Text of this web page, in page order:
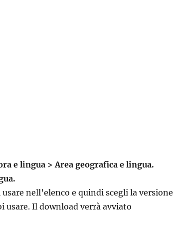
e lingua > Area geografica e lingua.
nell’elenco e quindi scegli la versione
usare. Il download verrà avviato